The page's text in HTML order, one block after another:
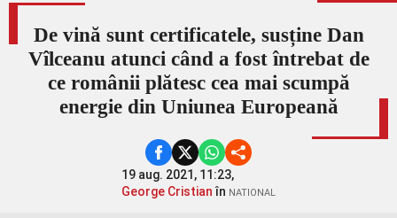
De vină sunt certificatele, susține Dan
Vîlceanu atunci când a fost întrebat de
ce românii plătesc cea mai scumpă
energie din Uniunea Europeană
19 aug. 2021, 11:23,
George Cristianîn NATIONAL